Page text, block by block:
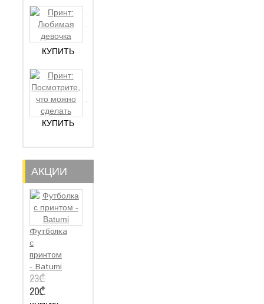
Принт:
Любимая
КУПИТЬ
Принт:
Посмотрите,
ч..
КУПИТЬ
АКЦИИ
Футболка
с
принтом
- Batumi
23₾
20₾